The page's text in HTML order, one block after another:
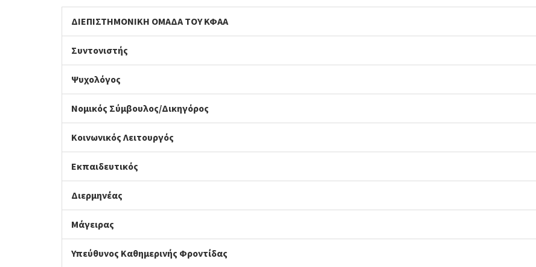
ΔΙΕΠΙΣΤΗΜΟΝΙΚΗ ΟΜΑΔΑ ΤΟΥ ΚΦΑΑ
Συντονιστής
Ψυχολόγος
Νομικός Σύμβουλος/Δικηγόρος
Κοινωνικός Λειτουργός
Εκπαιδευτικός
Διερμηνέας
Μάγειρας
Υπεύθυνος Καθημερινής Φροντίδας